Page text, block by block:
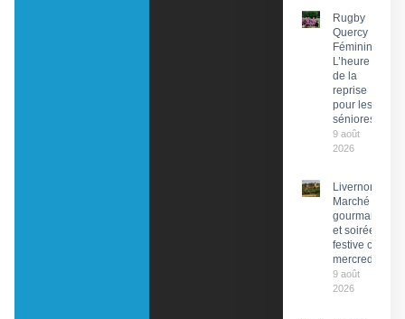
Rugby
Quercy
Féminin :
L’heure
de la
reprise
pour les
séniores
9 août
2026
Livernon :
Marché
gourmand
et soirée
festive ce
mercredi
9 août
2026